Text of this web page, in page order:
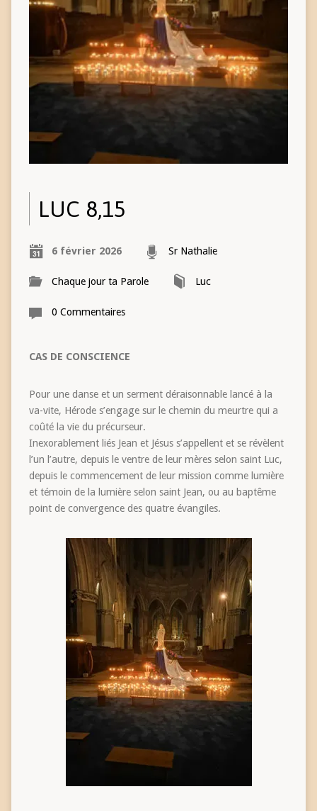
LUC 8,15
6 février 2026 Sr Nathalie
Chaque jour ta Parole Luc
0 Commentaires
CAS DE CONSCIENCE
Pour une danse et un serment déraisonnable lancé à la
va-vite, Hérode s’engage sur le chemin du meurtre qui a
coûté la vie du précurseur.
Inexorablement liés Jean et Jésus s’appellent et se révèlent
l’un l’autre, depuis le ventre de leur mères selon saint Luc,
depuis le commencement de leur mission comme lumière
et témoin de la lumière selon saint Jean, ou au baptême
point de convergence des quatre évangiles.